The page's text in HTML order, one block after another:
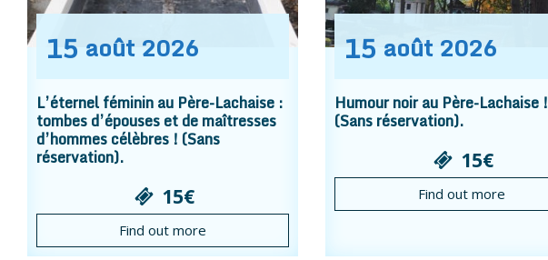
15 août 2026
L’éternel féminin au Père-Lachaise :
tombes d’épouses et de maîtresses
d’hommes célèbres ! (Sans
réservation).
15€
Find out more
15 août 2026
Humour noir au Père-Lachaise !
(Sans réservation).
15€
Find out more